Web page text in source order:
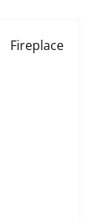
Fireplace